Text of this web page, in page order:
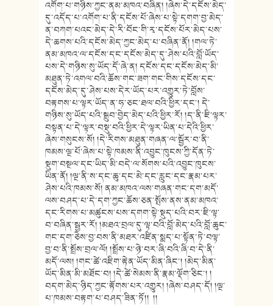
འགོག་པ་གཉིས་ཀྱང་ནམ་མཁའ་བཞིན། །ཞེས་དེ་དངོས་མེད་
དུ་འདོད་པ་འགོག་པ་ནི་དངོས་པོ་ཞེས་པ་སྟེ་དགག་བྱ་མེད་
ན་བཀག་པའང་མེད་དེ་རི་བོང་གི་རྭ་དངོས་པོར་མེད་པས་
དེ་ཆགས་པའི་དངོས་མེད་ཀྱང་མེད་པ་བཞིན་ནོ། །གལ་ཏེ་
ནམ་མཁའ་ལ་དངོས་དང་དངོས་མེད་དུ་ཤེས་པའི་བློ་ཡོད་
པས་དེ་གཉིས་སུ་ཡོད་དོ་ཞེ་ན། དངོས་དང་དངོས་མེད་མི་
མཐུན་ཏེ་འགལ་བའི་ཆོས་གང་ཟག་གང་གིས་དངོས་དང་
དངོས་མེད་དུ་ཤེས་པས་དེར་ཡོད་པར་འགྱུར་ཏེ་བློས་
བརྟགས་པ་ལྟར་ཡོད་ན་ཧ་ཅང་ཐལ་བའི་ཕྱིར་དང་། དེ་
གཉིས་སུ་ཡོད་པའི་སྒྲུབ་བྱེད་མེད་པའི་ཕྱིར་རོ། །ད་ནི་ཇི་ལྟར་
བསྟན་པ་དེ་ལྟར་བསྡུ་བའི་ཕྱིར་དེ་ལྟར་ཡིན་པ་དེའི་ཕྱིར་
ཞེས་གསུངས་སོ། །དེ་རིགས་མཐུན་གཞན་ལ་སྦྱོར་བ་ནི་
ཁམས་ལྔ་པོ་ཞེས་པ་སྟེ་ཁམས་ནི་འབྱུང་ཁུངས་ཀྱི་དོན་ཏེ་
སྡུག་བསྔལ་དང་ཡིད་མི་བདེ་ལ་སོགས་པའི་འབྱུང་ཁུངས་
ཡིན་ནོ། །ལྔ་ནི་ས་དང་ཆུ་དང་མེ་དང་རླུང་དང་རྣམ་པར་
ཤེས་པའི་ཁམས་སོ། ནམ་མཁའ་ལས་གཞན་གང་དག་མདོ་
ལས་བཤད་པ་དེ་དག་ཀྱང་ཆོས་ཅན་སྤོས་ནས་ནམ་མཁའ་
དང་རིགས་པ་མཚུངས་པས་དགག་སྟེ་སྡུད་པའི་བར་ཇི་ལྟ་
བ་བཞིན་སྦྱར་རོ། །མཐའ་བྲལ་དུ་ལྟ་བའི་བློ་མེད་པའི་བློ་ཆུང་
གང་དག་ཅེས་བྱ་བས་ནི་མཐར་འཛིན་སྨད་པ་སྟོན་ཏེ་བལྟ་
བྱ་བ་ནི་སྤྲོས་བྲལ་ལོ། །སྤྲོས་པ་ཉེ་བར་ཞི་བའི་ཞི་བ་དེ་ནི་
མདོ་ལས། །གང་ཚེ་འཇིག་རྟེན་ཡོད་མིན་ཞིང་། །མེད་མིན་
ཡོད་མིན་མི་མཐོང་བ། །དེ་ཚེ་སེམས་ནི་རྣམ་ལྡོག་ཅིང་། །
བདག་མེད་ཉིད་ཀྱང་རྟོགས་པར་འགྱུར། །ཞེས་བཤད་དོ། །ལྔ་
པ་ཁམས་བརྟག་པ་བཤད་ཟིན་ཏོ།། །།